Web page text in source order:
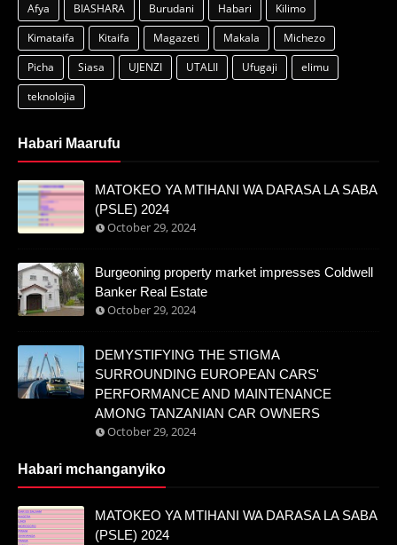
Afya BIASHARA Burudani Habari
Kilimo
Kimataifa
Kitaifa Magazeti Makala
Michezo
Picha
Siasa UJENZI UTALII Ufugaji
elimu
teknolojia
Habari Maarufu
MATOKEO YA MTIHANI WA DARASA LA SABA
(PSLE) 2024
October 29, 2024
Burgeoning property market impresses Coldwell
Banker Real Estate
October 29, 2024
DEMYSTIFYING THE STIGMA
SURROUNDING EUROPEAN CARS'
PERFORMANCE AND MAINTENANCE
AMONG TANZANIAN CAR OWNERS
October 29, 2024
Habari mchanganyiko
MATOKEO YA MTIHANI WA DARASA LA SABA
(PSLE) 2024